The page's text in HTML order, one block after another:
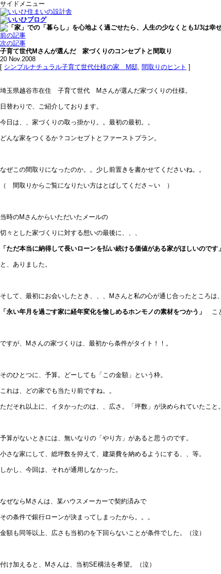
サイドメニュー
前の記事
次の記事
子育て世代Mさんが選んだ 家づくりのコンセプトと間取り
20 Nov.2008
[ シンプルナチュラル子育て世代仕様の家 M邸, 間取りのヒント ]
埼玉県越谷市在住 子育て世代 Mさんが選んだ家づくりの仕様。
日替わりで、ご紹介しております。
今日は、、家づくりの取っ掛かり。。最初の最初。。
どんな家をつくるか？コンセプトとファーストプラン。
なぜこの間取りになったのか。。少し前置きを書かせてくださいね。。
（ 間取りからご覧になりたい方はとばしてくださ～い ）
当時のMさんからいただいたメールの
切々とした家づくりに対する想いの最後に、、、
「ただ本当に納得して長いローンを払い続ける価値がある家がほしいのです
と、ありました。
そして、最初にお会いしたとき、、、Mさんと私の心が通じ合ったところは
「永い年月を過ごす家に経年変化を愉しめるホンモノの素材をつかう」 こ
ですが、Mさんの家づくりは、最初から条件がタイト！！。
そのひとつに、予算。どーしても「この金額」という枠。
これは、どの家でも当たり前ですね。。
ただそれ以上に、イタかったのは、、広さ。「坪数」が決められていたこと
予算がないときには、無いなりの「やり方」があると思うのです。
小さな家にして、総坪数を抑えて、建築費を納めるようにする、、等。
しかし、今回は、それが通用しなかった。
なぜならMさんは、某ハウスメーカーで契約済みで
その条件で銀行ローンが決まってしまったから。。。
金額も同等以上、広さも当初のを下回らないことが条件でした。（泣）
付け加えると、Mさんは、当初SE構法を希望。（泣）